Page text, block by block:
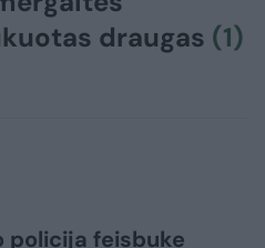
draugas (1)
policija feisbuke